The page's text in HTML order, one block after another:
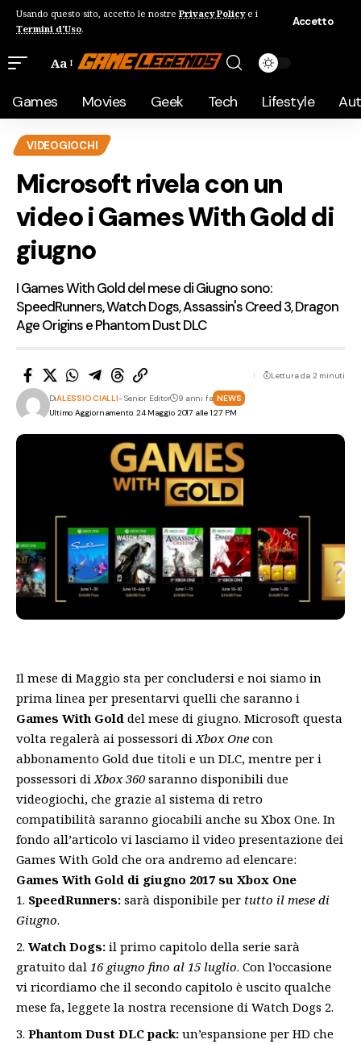
Usando questo sito, accetto le nostre Privacy Policye i
Termini d'Uso.
Accetto
Aa
Games Movies Geek Tech Lifestyle
VIDEOGIOCHI
Microsoft rivela con un
video i Games With Gold di
giugno
I Games With Gold del mese di Giugno sono:
SpeedRunners, Watch Dogs, Assassin's Creed 3, Dragon
Age Origins e Phantom Dust DLC
Ultimo Aggiornamento: 24 Maggio 2017 alle 1:27 PM
DiALESSIO CIALLI- Senior Editor 9 anni fa NEWS
Lettura da 2 minuti
Il mese di Maggio sta per concludersi e noi siamo in
prima linea per presentarvi quelli che saranno i
Games With Gold del mese di giugno. Microsoft questa
volta regalerà ai possessori di Xbox One con
abbonamento Gold due titoli e un DLC, mentre per i
possessori di Xbox 360 saranno disponibili due
videogiochi, che grazie al sistema di retro
compatibilità saranno giocabili anche su Xbox One. In
fondo all’articolo vi lasciamo il video presentazione dei
Games With Gold che ora andremo ad elencare:
Games With Gold di giugno 2017 su Xbox One
SpeedRunners: sarà disponibile per tutto il mese di
Giugno.
Watch Dogs: il primo capitolo della serie sarà
gratuito dal 16 giugno fino al 15 luglio. Con l’occasione
vi ricordiamo che il secondo capitolo è uscito qualche
mese fa, leggete la nostra recensione di Watch Dogs 2.
Phantom Dust DLC pack: un’espansione per HD che